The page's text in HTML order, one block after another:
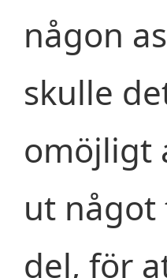
någon
skulle
omöjligt
ut något
del, för